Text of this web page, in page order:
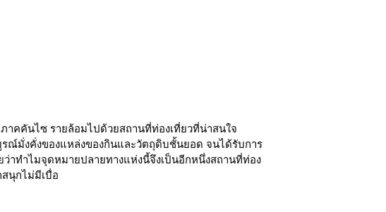
าคคันไซ รายล้อมไปด้วยสถานที่ท่องเที่ยวที่น่าสนใจ
ณ์มั่งคั่งของแหล่งของกินและวัตถุดิบชั้นยอด จนได้รับการ
าทำไมจุดหมายปลายทางแห่งนี้จึงเป็นอีกหนึ่งสถานที่ท่อง
นุกไม่มีเบื่อ